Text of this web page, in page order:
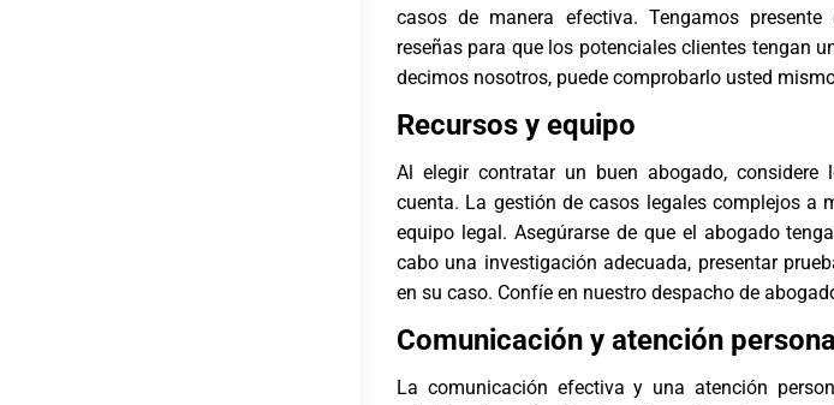
casos de manera efectiva. Tengamos
reseñas para que los potenciales clientes tengan
decimos nosotros, puede comprobarlo usted
Recursos y equipo
Al elegir contratar un buen abogado, considere
cuenta. La gestión de casos legales complejos a
equipo legal. Asegúrarse de que el abogado
cabo una investigación adecuada, presentar
en su caso. Confíe en nuestro despacho de
Comunicación y atención
La comunicación efectiva y una atención